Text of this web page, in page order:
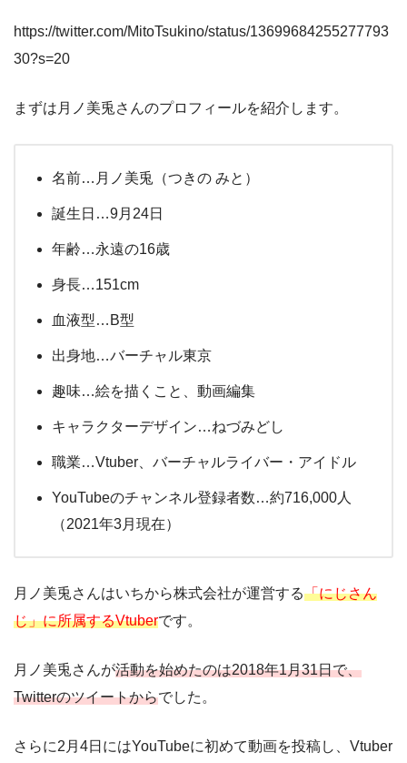
https://twitter.com/MitoTsukino/status/13699684255277793
30?s=20
まずは月ノ美兎さんのプロフィールを紹介します。
名前…月ノ美兎（つきの みと）
誕生日…9月24日
年齢…永遠の16歳
身長…151cm
血液型…B型
出身地…バーチャル東京
趣味…絵を描くこと、動画編集
キャラクターデザイン…ねづみどし
職業…Vtuber、バーチャルライバー・アイドル
YouTubeのチャンネル登録者数…約716,000人
（2021年3月現在）
月ノ美兎さんはいちから株式会社が運営する「にじさん
じ」に所属するVtuberです。
月ノ美兎さんが活動を始めたのは2018年1月31日で、
Twitterのツイートからでした。
さらに2月4日にはYouTubeに初めて動画を投稿し、Vtuber